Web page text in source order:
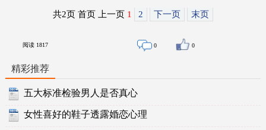
共2页 首页 上一页 1 2 下一页 末页
阅读 1817 0 0
精彩推荐
五大标准检验男人是否真心
女性喜好的鞋子透露婚恋心理